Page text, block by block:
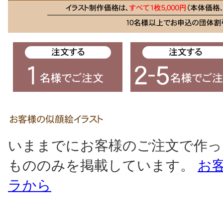
いままでにお客様のご注文で作
もののみを掲載しています。 お
ラから